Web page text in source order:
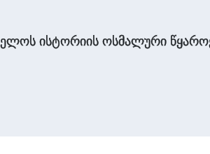
ისტორიის ოსმალური